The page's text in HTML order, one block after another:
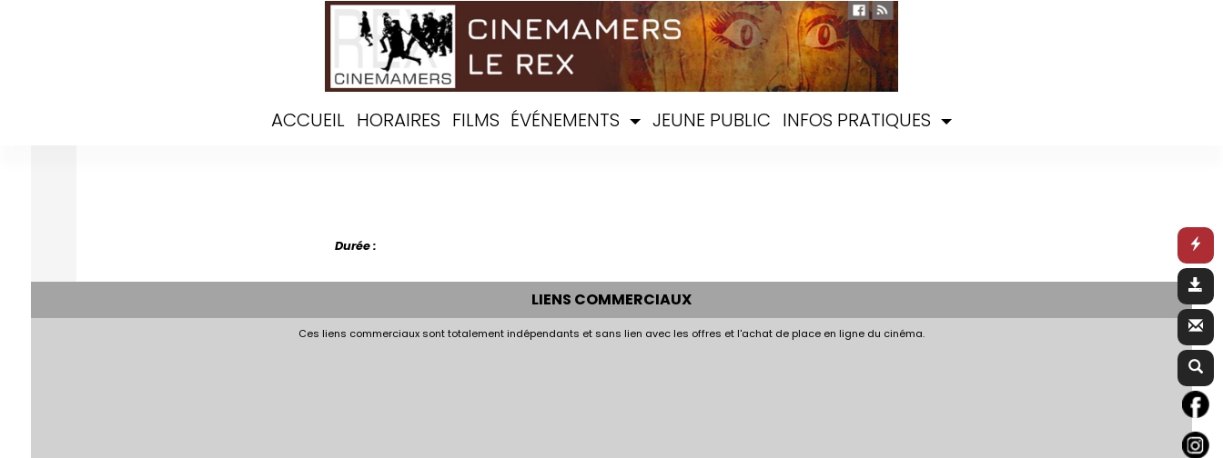
ACCUEIL HORAIRES FILMS ÉVÉNEMENTS JEUNE PUBLIC INFOS PRATIQUES
Durée :
LIENS COMMERCIAUX
Ces liens commerciaux sont totalement indépendants et sans lien avec les offres et l'achat de place en ligne du cinéma.